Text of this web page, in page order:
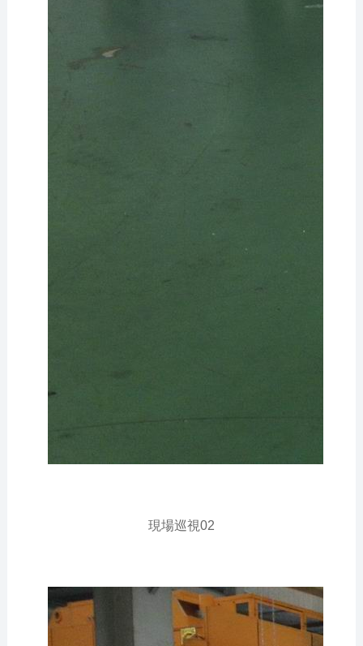
現場巡視02